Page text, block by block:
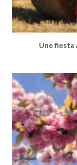
Une fiesta